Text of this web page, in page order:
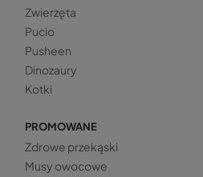
Zwierzęta
Pucio
Pusheen
Dinozaury
Kotki
PROMOWANE
Zdrowe przekąski
Musy owocowe